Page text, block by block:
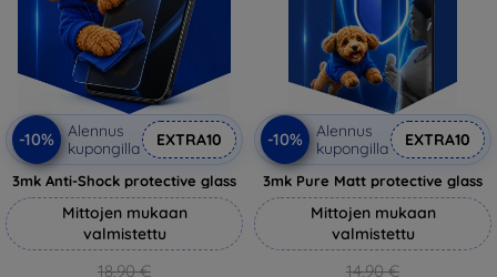
-10%
Alennus
kupongilla
EXTRA10
3mk Anti-Shock protective glass
Mittojen mukaan
valmistettu
18,90 €
-10%
Alennus
kupongilla
EXTRA10
3mk Pure Matt protective glass
Mittojen mukaan
valmistettu
14,90 €